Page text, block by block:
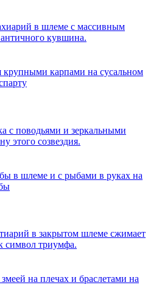
в шлеме с массивным
кувшина.
с поводьями и зеркальными
этого созвездия.
в закрытом шлеме сжимает
символ триумфа.